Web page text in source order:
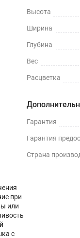
при
или
с
Высота
Ширина
Глубина
Вес
Расцветка
Гарантия
Гарантия
Страна